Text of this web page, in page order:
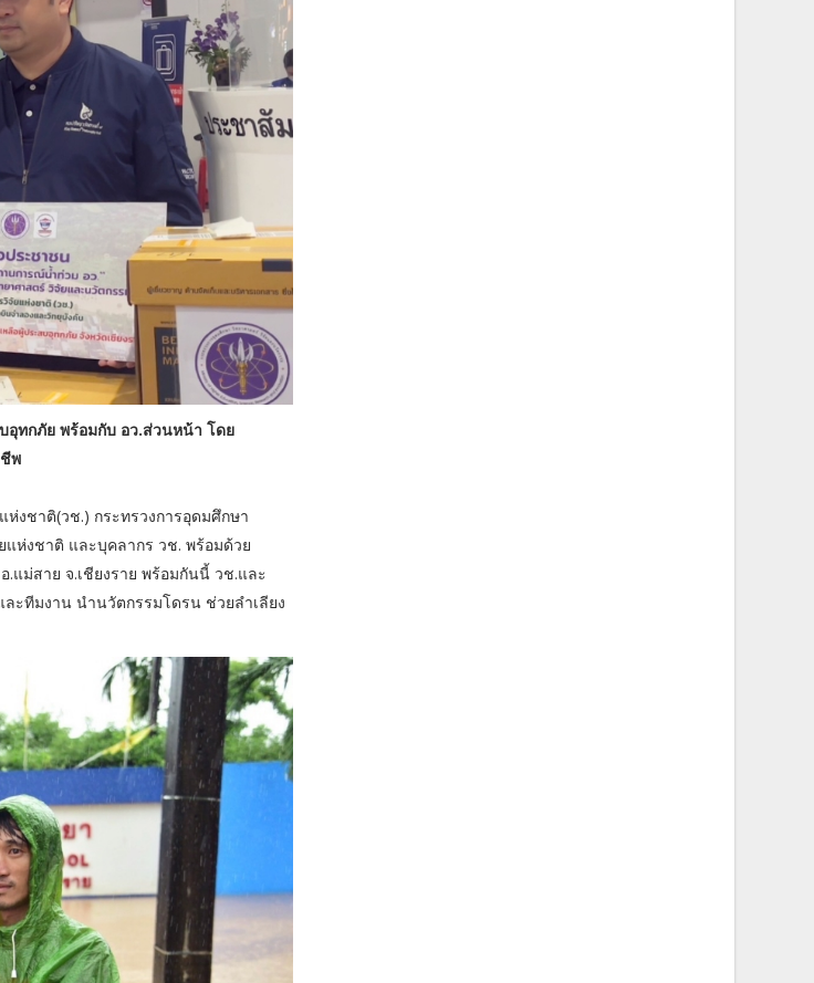
ทกภัย พร้อมกับ อว.ส่วนหน้า โดย
พ
งชาติ(วช.) กระทรวงการอุดมศึกษา
แห่งชาติ และบุคลากร วช. พร้อมด้วย
แม่สาย จ.เชียงราย พร้อมกันนี้ วช.และ
ะทีมงาน นำนวัตกรรมโดรน ช่วยลำเลียง